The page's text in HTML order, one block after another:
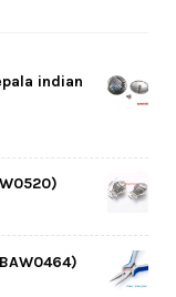
indian